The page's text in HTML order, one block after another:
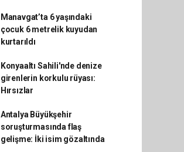
Manavgat’ta 6 yaşındaki
çocuk 6 metrelik kuyudan
kurtarıldı
Konyaaltı Sahili'nde denize
girenlerin korkulu rüyası:
Hırsızlar
Antalya Büyükşehir
soruşturmasında flaş
gelişme: İki isim gözaltında